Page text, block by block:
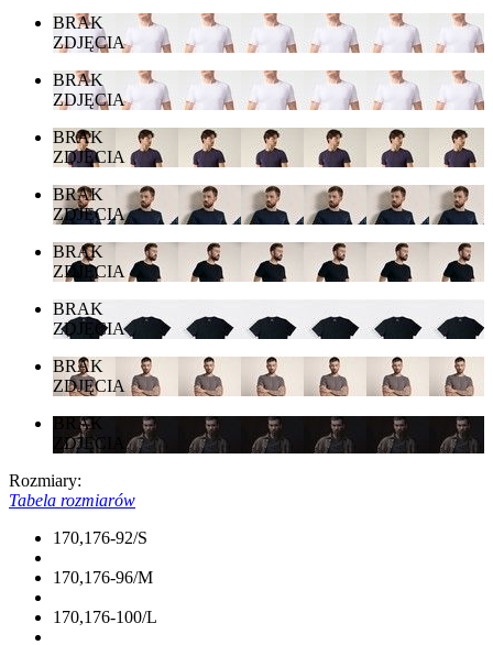
BRAK
ZDJĘCIA
BRAK
ZDJĘCIA
BRAK
ZDJĘCIA
BRAK
ZDJĘCIA
BRAK
ZDJĘCIA
BRAK
ZDJĘCIA
BRAK
ZDJĘCIA
BRAK
ZDJĘCIA
Rozmiary:
Tabela rozmiarów
170,176-92/S
170,176-96/M
170,176-100/L